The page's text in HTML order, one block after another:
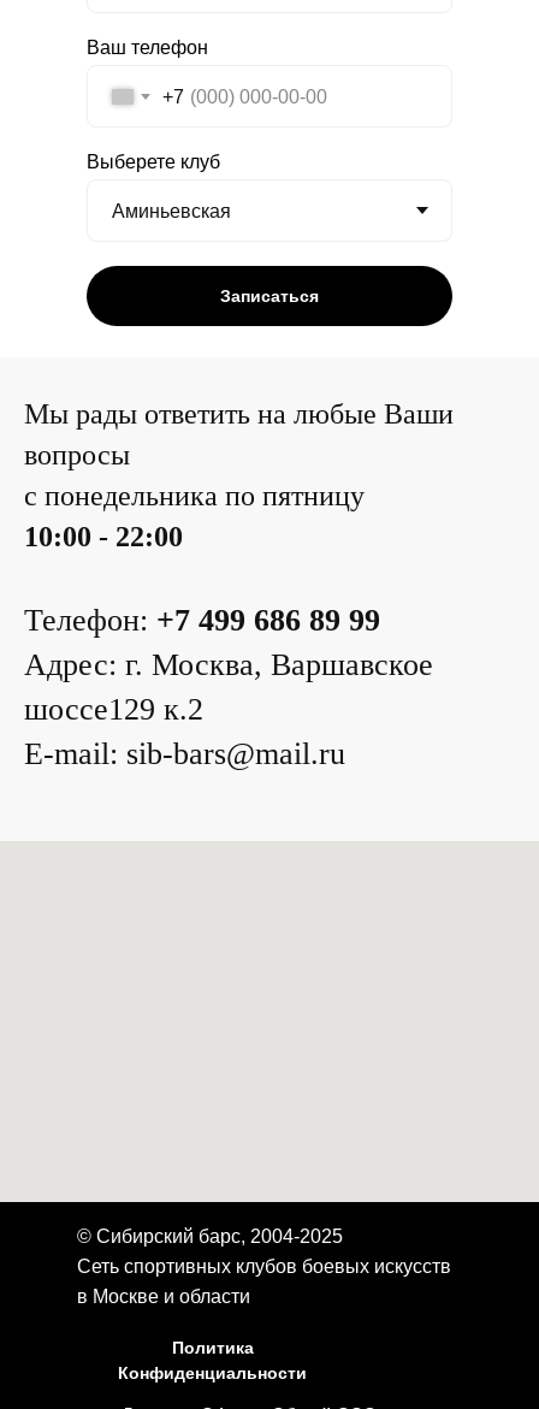
Ваш телефон
+7
Выберете клуб
Записаться
Мы рады ответить на любые Ваши
вопросы
с понедельника по пятницу
10:00 - 22:00
Телефон: +7 499 686 89 99
Адрес: г. Москва, Варшавское
шоссе129 к.2
E-mail: sib-bars@mail.ru
© Сибирский барс, 2004-2025
Сеть спортивных клубов боевых искусств
в Москве и области
Политика
Конфиденциальности